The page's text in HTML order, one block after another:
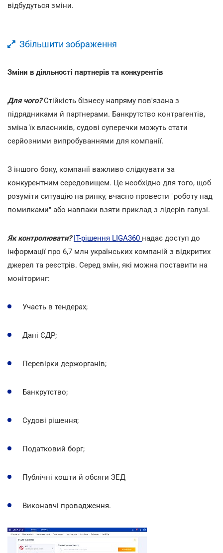
відбудуться зміни.
Збільшити зображення
Зміни в діяльності партнерів та конкурентів
Для чого?Стійкість бізнесу напряму пов'язана з
підрядниками й партнерами. Банкрутство контрагентів,
зміна їх власників, судові суперечки можуть стати
серйозними випробуваннями для компанії.
З іншого боку, компанії важливо слідкувати за
конкурентним середовищем. Це необхідно для того, щоб
розуміти ситуацію на ринку, вчасно провести "роботу над
помилками" або навпаки взяти приклад з лідерів галузі.
Як контролювати?ІТ-рішення LIGA360 надає доступ до
інформації про 6,7 млн українських компаній з відкритих
джерел та реєстрів. Серед змін, які можна поставити на
моніторинг:
Участь в тендерах;
Дані ЄДР;
Перевірки держорганів;
Банкрутство;
Судові рішення;
Податковий борг;
Публічні кошти й обсяги ЗЕД
Виконавчі провадження.